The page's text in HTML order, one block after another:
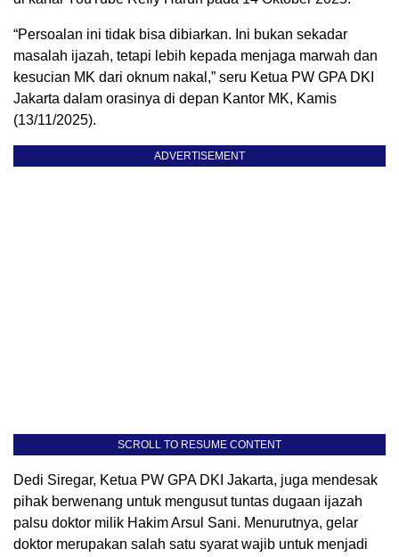
“Persoalan ini tidak bisa dibiarkan. Ini bukan sekadar
masalah ijazah, tetapi lebih kepada menjaga marwah dan
kesucian MK dari oknum nakal,” seru Ketua PW GPA DKI
Jakarta dalam orasinya di depan Kantor MK, Kamis
(13/11/2025).
ADVERTISEMENT
SCROLL TO RESUME CONTENT
Dedi Siregar, Ketua PW GPA DKI Jakarta, juga mendesak
pihak berwenang untuk mengusut tuntas dugaan ijazah
palsu doktor milik Hakim Arsul Sani. Menurutnya, gelar
doktor merupakan salah satu syarat wajib untuk menjadi